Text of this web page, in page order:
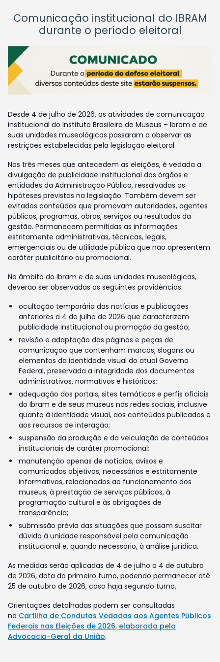
Comunicação institucional do IBRAM
durante o período eleitoral
Desde 4 de julho de 2026, as atividades de comunicação
institucional do Instituto Brasileiro de Museus – Ibram e de
suas unidades museológicas passaram a observar as
restrições estabelecidas pela legislação eleitoral.
Nos três meses que antecedem as eleições, é vedada a
divulgação de publicidade institucional dos órgãos e
entidades da Administração Pública, ressalvadas as
hipóteses previstas na legislação. Também devem ser
evitados conteúdos que promovam autoridades, agentes
públicos, programas, obras, serviços ou resultados da
gestão. Permanecem permitidas as informações
estritamente administrativas, técnicas, legais,
emergenciais ou de utilidade pública que não apresentem
caráter publicitário ou promocional.
No âmbito do Ibram e de suas unidades museológicas,
deverão ser observadas as seguintes providências:
ocultação temporária das notícias e publicações
anteriores a 4 de julho de 2026 que caracterizem
publicidade institucional ou promoção da gestão;
revisão e adaptação das páginas e peças de
comunicação que contenham marcas, slogans ou
elementos da identidade visual do atual Governo
Federal, preservada a integridade dos documentos
administrativos, normativos e históricos;
adequação dos portais, sites temáticos e perfis oficiais
do Ibram e de seus museus nas redes sociais, inclusive
quanto à identidade visual, aos conteúdos publicados e
aos recursos de interação;
suspensão da produção e da veiculação de conteúdos
institucionais de caráter promocional;
manutenção apenas de notícias, avisos e
comunicados objetivos, necessários e estritamente
informativos, relacionados ao funcionamento dos
museus, à prestação de serviços públicos, à
programação cultural e às obrigações de
transparência;
submissão prévia das situações que possam suscitar
dúvida à unidade responsável pela comunicação
institucional e, quando necessário, à análise jurídica.
As medidas serão aplicadas de 4 de julho a 4 de outubro
de 2026, data do primeiro turno, podendo permanecer até
25 de outubro de 2026, caso haja segundo turno.
Orientações detalhadas podem ser consultadas
na Cartilha de Condutas Vedadas aos Agentes Públicos
Federais nas Eleições de 2026, elaborada pela
Advocacia-Geral da União.